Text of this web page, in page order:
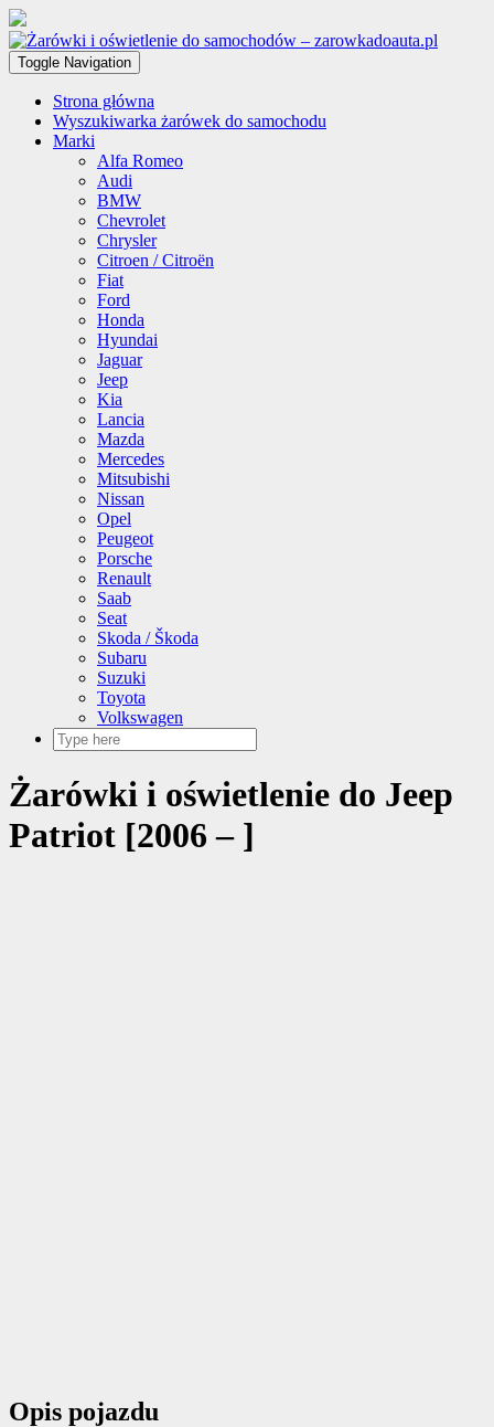
Toggle Navigation
Strona główna
Wyszukiwarka żarówek do samochodu
Marki
Alfa Romeo
Audi
BMW
Chevrolet
Chrysler
Citroen / Citroën
Fiat
Ford
Honda
Hyundai
Jaguar
Jeep
Kia
Lancia
Mazda
Mercedes
Mitsubishi
Nissan
Opel
Peugeot
Porsche
Renault
Saab
Seat
Skoda / Škoda
Subaru
Suzuki
Toyota
Volkswagen
Żarówki i oświetlenie do Jeep
Patriot [2006 – ]
Opis pojazdu